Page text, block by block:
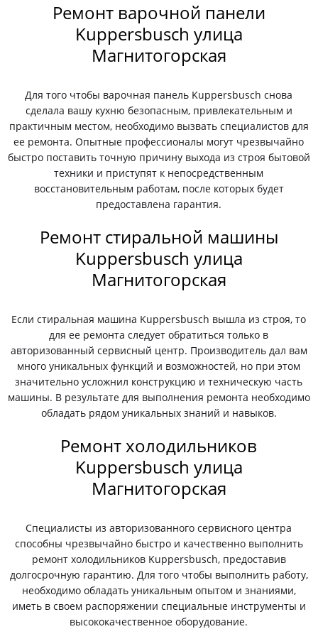
Ремонт варочной панели
Kuppersbusch улица
Магнитогорская
Для того чтобы варочная панель Kuppersbusch снова
сделала вашу кухню безопасным, привлекательным и
практичным местом, необходимо вызвать специалистов для
ее ремонта. Опытные профессионалы могут чрезвычайно
быстро поставить точную причину выхода из строя бытовой
техники и приступят к непосредственным
восстановительным работам, после которых будет
предоставлена гарантия.
Ремонт стиральной машины
Kuppersbusch улица
Магнитогорская
Если стиральная машина Kuppersbusch вышла из строя, то
для ее ремонта следует обратиться только в
авторизованный сервисный центр. Производитель дал вам
много уникальных функций и возможностей, но при этом
значительно усложнил конструкцию и техническую часть
машины. В результате для выполнения ремонта необходимо
обладать рядом уникальных знаний и навыков.
Ремонт холодильников
Kuppersbusch улица
Магнитогорская
Специалисты из авторизованного сервисного центра
способны чрезвычайно быстро и качественно выполнить
ремонт холодильников Kuppersbusch, предоставив
долгосрочную гарантию. Для того чтобы выполнить работу,
необходимо обладать уникальным опытом и знаниями,
иметь в своем распоряжении специальные инструменты и
высококачественное оборудование.